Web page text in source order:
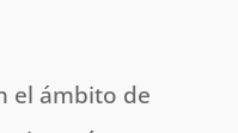
el ámbito de